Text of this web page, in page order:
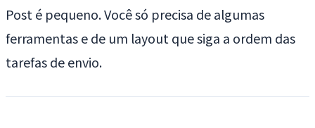
Post é pequeno. Você só precisa de algumas
ferramentas e de um layout que siga a ordem das
tarefas de envio.